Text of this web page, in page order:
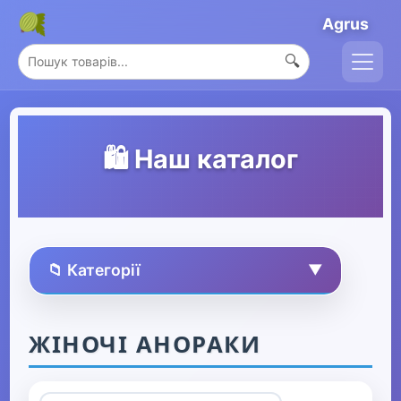
Agrus
🔍
🛍️ Наш каталог
📁 Категорії ▼
▶ Спорт та захоплення
ЖІНОЧІ АНОРАКИ